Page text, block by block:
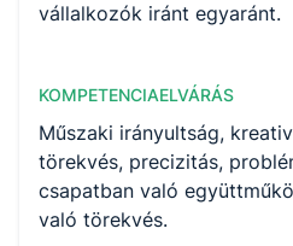
vállalkozók iránt egyaránt.
KOMPETENCIAELVÁRÁS
Műszaki irányultság,
törekvés, precizitás,
csapatban való
való törekvés.